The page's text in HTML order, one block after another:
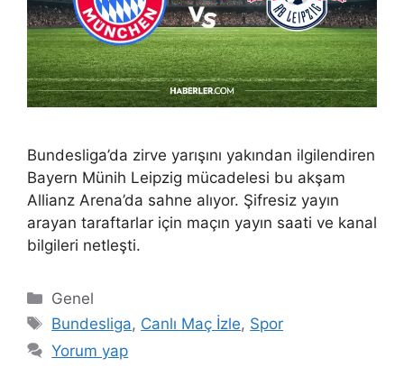
Bundesliga’da zirve yarışını yakından ilgilendiren
Bayern Münih Leipzig mücadelesi bu akşam
Allianz Arena’da sahne alıyor. Şifresiz yayın
arayan taraftarlar için maçın yayın saati ve kanal
bilgileri netleşti.
Kategoriler
Genel
Etiketler
Bundesliga, Canlı Maç İzle, Spor
Yorum yap